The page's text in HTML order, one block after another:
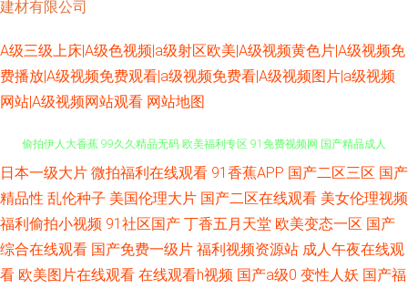
建材有限公司
A级三级上床|A级色视频|a级射区欧美|A级视频黄色片|A级视频免
费播放|A级视频免费观看|a级视频免费看|A级视频图片|a级视频
网站|A级视频网站观看 网站地图
91大香蕉在线99 91乱搞 91黑丝在线导航 黑丝三级片 91V亚洲 草莓视频vt
偷拍伊人大香蕉 99久久精品无码 欧美福利专区 91免费视频网 国产精品成人
国产乱 婷婷五月综合欧美性爱 91网美女 色导航免费在线视频 99久久无码视
日本一级大片 微拍福利在线观看 91香蕉APP 国产二区三区 国产
精品性 乱伦种子 美国伦理大片 国产二区在线观看 美女伦理视频
福利偷拍小视频 91社区国产 丁香五月天堂 欧美变态一区 国产
综合在线观看 国产免费一级片 福利视频资源站 成人午夜在线观
看 欧美图片在线观看 在线观看h视频 国产a级0 变性人妖 国产福